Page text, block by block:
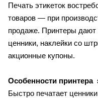
Печать этикеток
товаров — при
продаже. Принтеры дают
ценники, наклейки со
акционные купоны.
Особенности принтера
Быстро печатает